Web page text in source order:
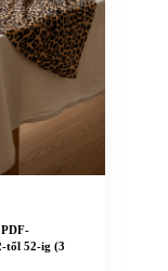
től 52-ig (3